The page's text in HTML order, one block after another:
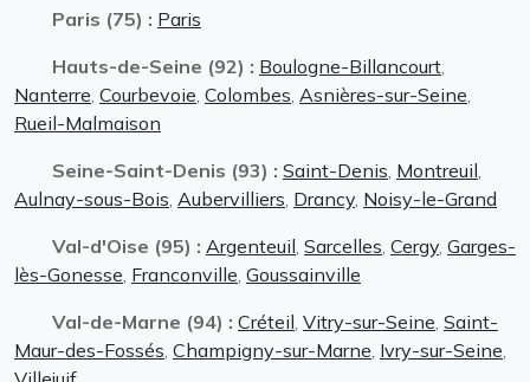
Paris (75) : Paris
Hauts-de-Seine (92) : Boulogne-Billancourt
Nanterre Courbevoie Colombes Asnières-sur-Seine
Rueil-Malmaison
Seine-Saint-Denis (93) : Saint-Denis Montreuil
Aulnay-sous-Bois Aubervilliers Drancy Noisy-le-Grand
Val-d'Oise (95) : Argenteuil Sarcelles Cergy Garges-
lès-Gonesse Franconville Goussainville
Val-de-Marne (94) : Créteil Vitry-sur-Seine Saint-
Maur-des-Fossés Champigny-sur-Marne Ivry-sur-Seine